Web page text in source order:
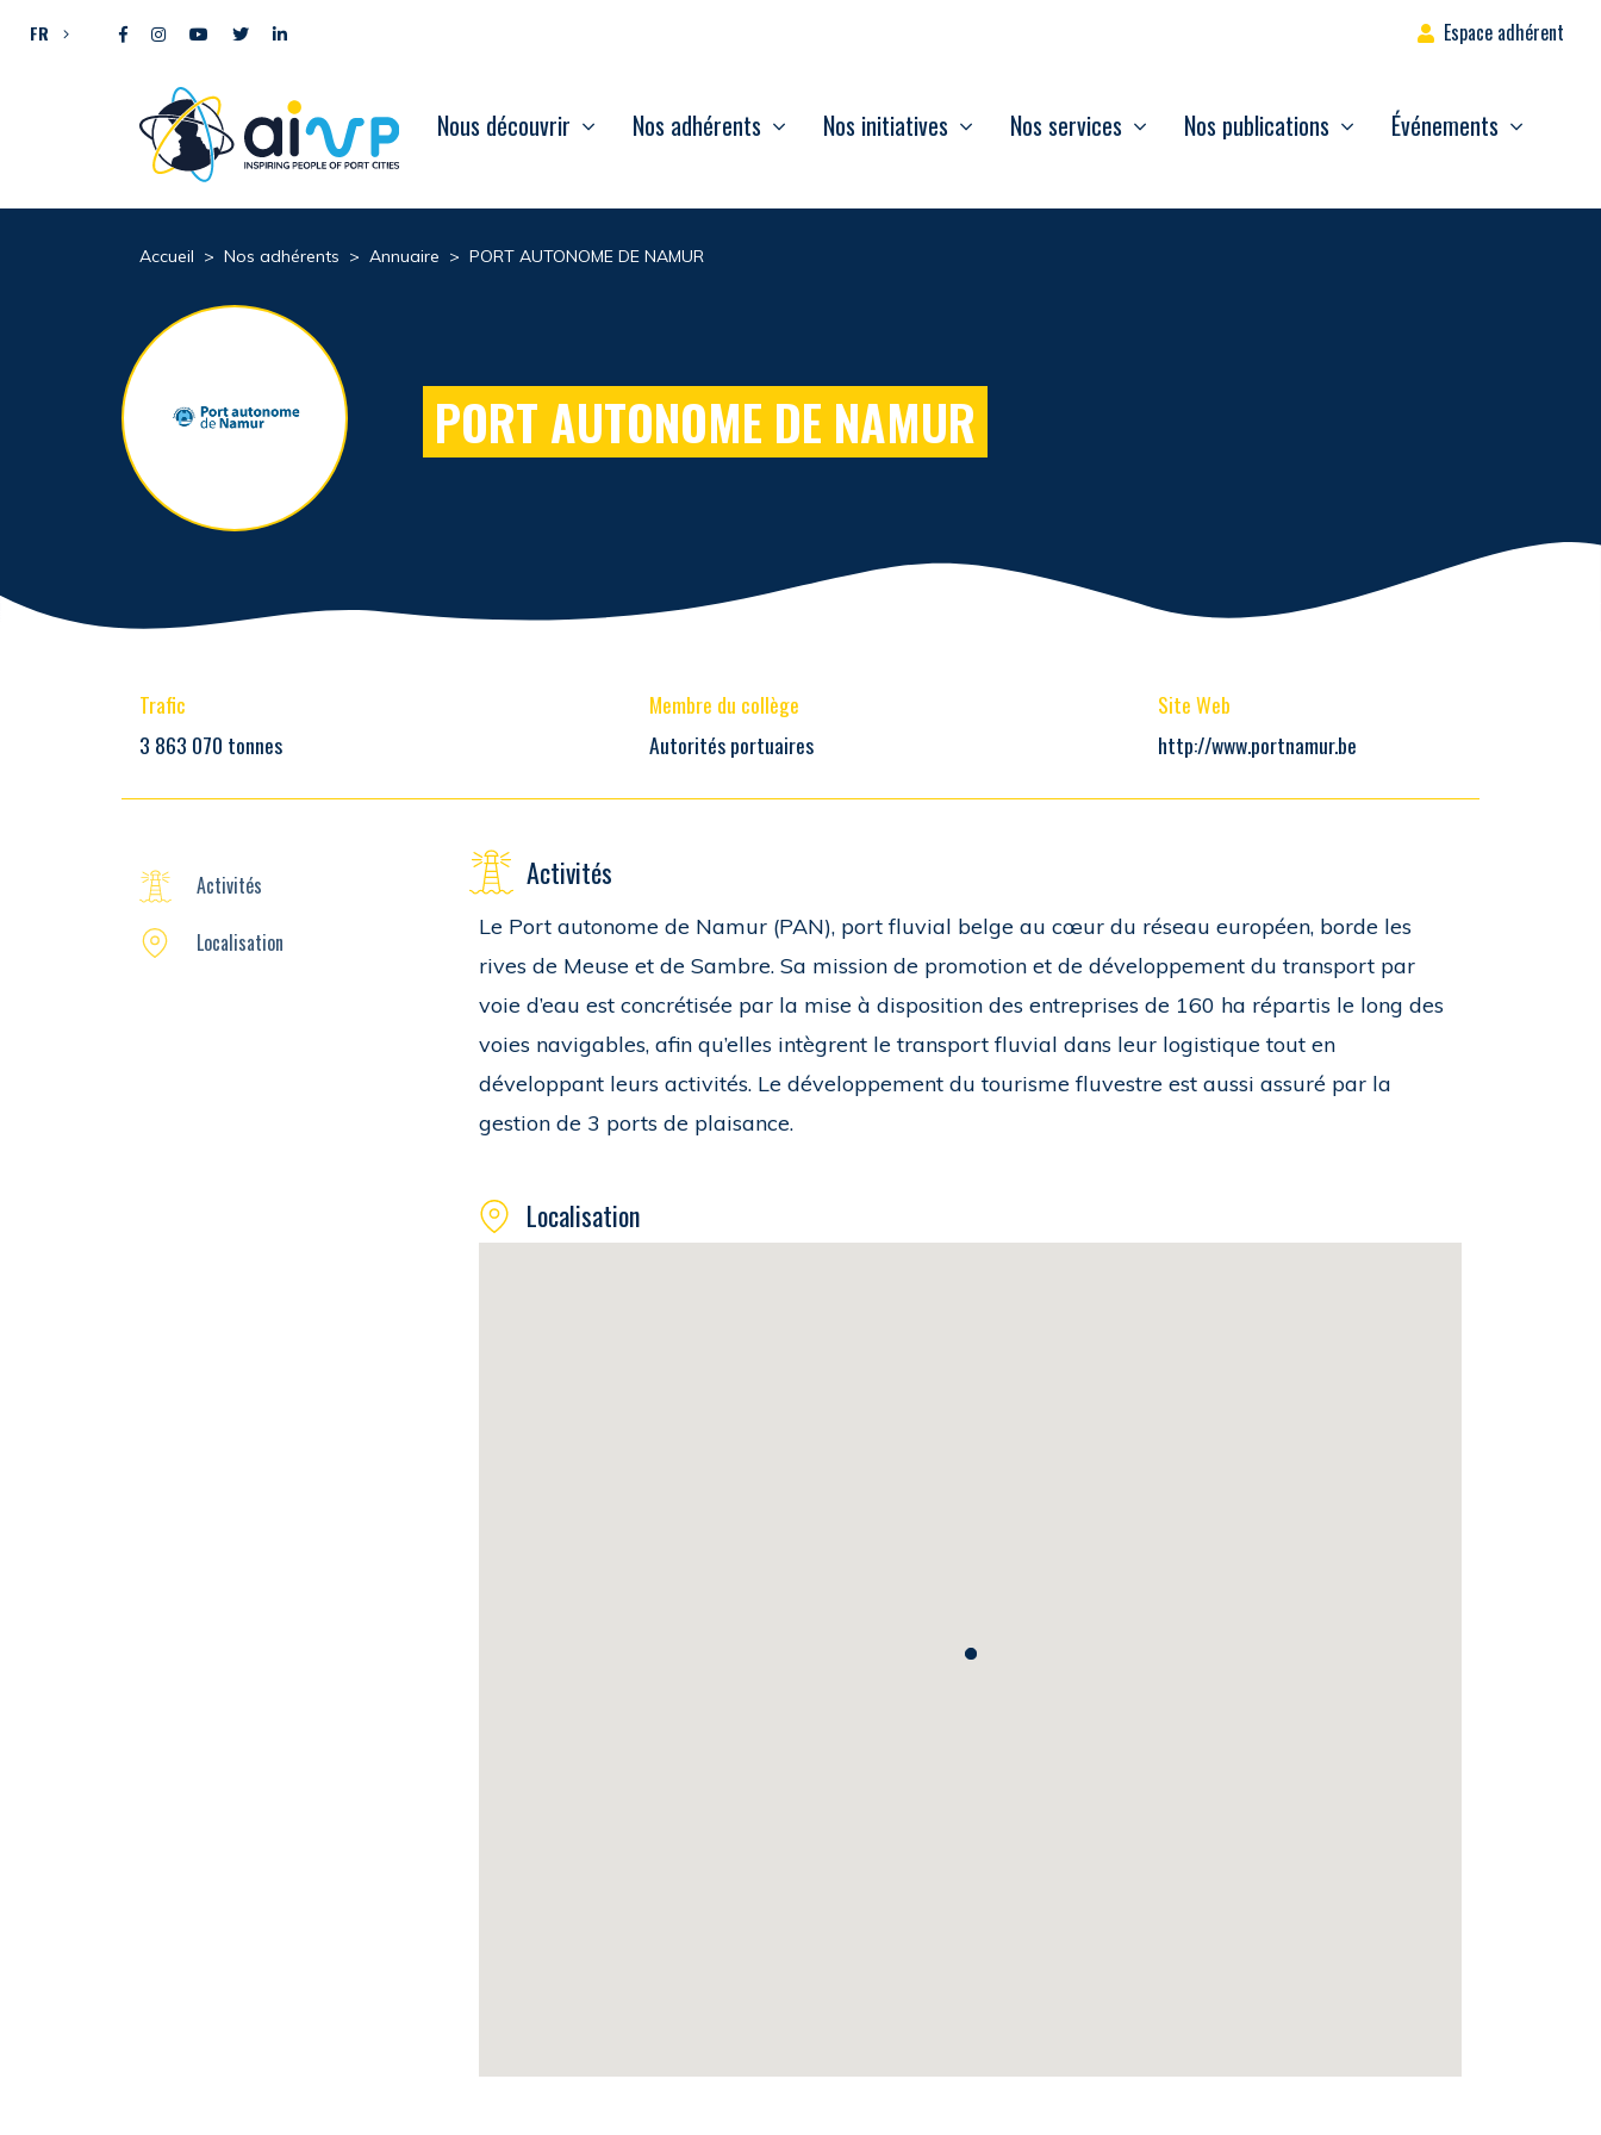
FR Espace adhérent
Nous découvrir Nos adhérents Nos initiatives Nos services Nos publications Événements
Accueil > Nos adhérents > Annuaire > PORT AUTONOME DE NAMUR
PORT AUTONOME DE NAMUR
Trafic
3 863 070 tonnes
Membre du collège
Autorités portuaires
Site Web
http://www.portnamur.be
Activités
Le Port autonome de Namur (PAN), port fluvial belge au cœur du réseau européen, borde les
rives de Meuse et de Sambre. Sa mission de promotion et de développement du transport par
voie d’eau est concrétisée par la mise à disposition des entreprises de 160 ha répartis le long des
voies navigables, afin qu’elles intègrent le transport fluvial dans leur logistique tout en
développant leurs activités. Le développement du tourisme fluvestre est aussi assuré par la
gestion de 3 ports de plaisance.
Localisation
Activités
Localisation